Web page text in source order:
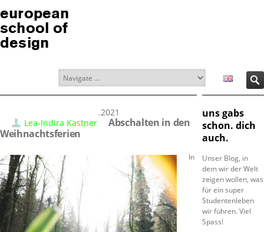
european
school of
design
06.01.2021
Lea-Indira Kastner
Abschalten in den
Weihnachtsferien
In
uns gabs
schon. dich
auch.
Unser Blog, in
dem wir der Welt
zeigen wollen, was
für ein super
Studentenleben
wir führen. Viel
Spass!